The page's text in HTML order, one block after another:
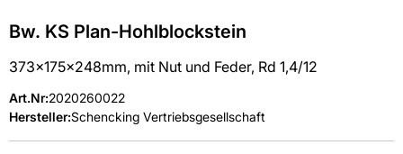
Bw. KS Plan-Hohlblockstein
373x175x248mm, mit Nut und Feder, Rd 1,4/12
Art.Nr:2020260022
Hersteller:Schencking Vertriebsgesellschaft